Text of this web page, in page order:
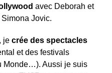
avec Deborah et
Jovic.
je crée des spectacles
et des festivals
Monde…). Aussi je suis